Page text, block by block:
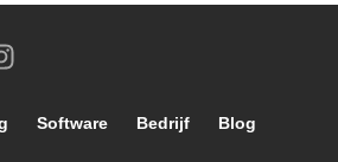
Software Bedrijf Blog